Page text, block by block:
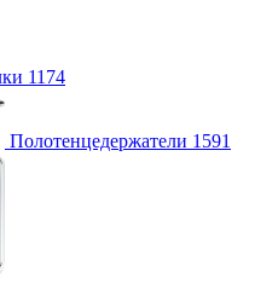
1174
Полотенцедержатели 1591